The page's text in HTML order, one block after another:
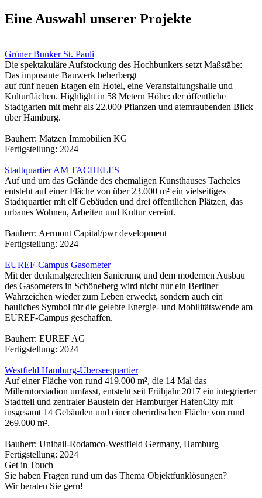
Eine Auswahl unserer Projekte
Grüner Bunker St. Pauli
Die spektakuläre Aufstockung des Hochbunkers setzt Maßstäbe:
Das imposante Bauwerk beherbergt
auf fünf neuen Etagen ein Hotel, eine Veranstaltungshalle und
Kulturflächen. Highlight in 58 Metern Höhe: der öffentliche
Stadtgarten mit mehr als 22.000 Pflanzen und atemraubenden Blick
über Hamburg.
Bauherr: Matzen Immobilien KG
Fertigstellung: 2024
Stadtquartier AM TACHELES
Auf und um das Gelände des ehemaligen Kunsthauses Tacheles
entsteht auf einer Fläche von über 23.000 m² ein vielseitiges
Stadtquartier mit elf Gebäuden und drei öffentlichen Plätzen, das
urbanes Wohnen, Arbeiten und Kultur vereint.
Bauherr: Aermont Capital/pwr development
Fertigstellung: 2024
EUREF-Campus Gasometer
Mit der denkmalgerechten Sanierung und dem modernen Ausbau
des Gasometers in Schöneberg wird nicht nur ein Berliner
Wahrzeichen wieder zum Leben erweckt, sondern auch ein
bauliches Symbol für die gelebte Energie- und Mobilitätswende am
EUREF-Campus geschaffen.
Bauherr: EUREF AG
Fertigstellung: 2024
Westfield Hamburg-Überseequartier
Auf einer Fläche von rund 419.000 m², die 14 Mal das
Millerntorstadion umfasst, entsteht seit Frühjahr 2017 ein integrierter
Stadtteil und zentraler Baustein der Hamburger HafenCity mit
insgesamt 14 Gebäuden und einer oberirdischen Fläche von rund
269.000 m².
Bauherr: Unibail-Rodamco-Westfield Germany, Hamburg
Fertigstellung: 2024
Get in Touch
Sie haben Fragen rund um das Thema Objektfunklösungen?
Wir beraten Sie gern!